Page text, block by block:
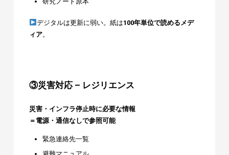
デジタルは更新に弱い。紙は100年単位で読めるメデ
ィア。
③災害対応 – レジリエンス
災害・インフラ停止時に必要な情報
＝電源・通信なしで参照可能
緊急連絡先一覧